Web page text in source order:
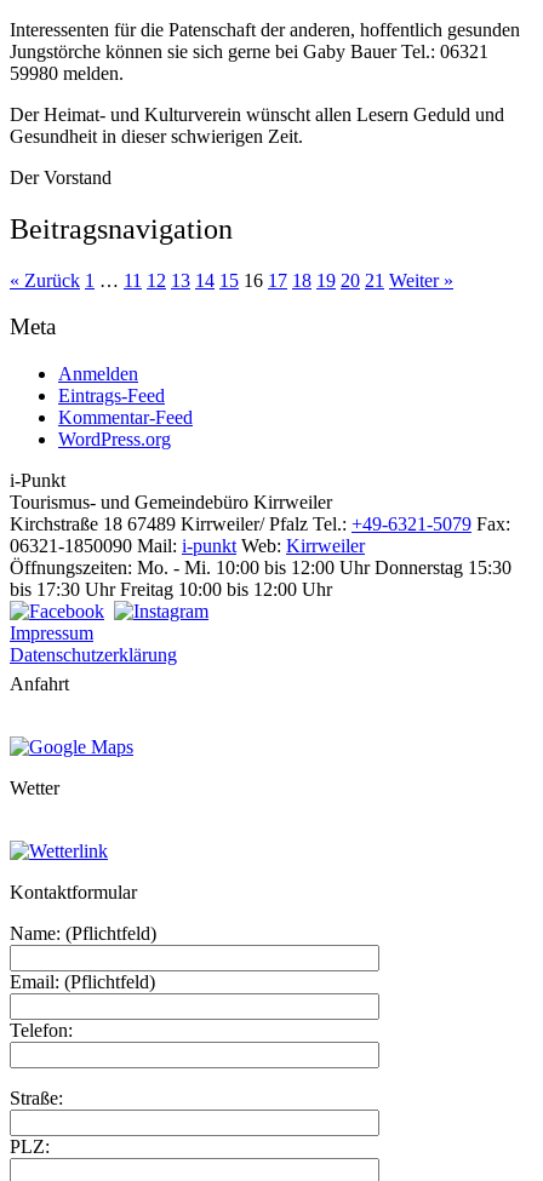
Interessenten für die Patenschaft der anderen, hoffentlich gesunden
Jungstörche können sie sich gerne bei Gaby Bauer Tel.: 06321
59980 melden.
Der Heimat- und Kulturverein wünscht allen Lesern Geduld und
Gesundheit in dieser schwierigen Zeit.
Der Vorstand
Beitragsnavigation
« Zurück 1 … 11 12 13 14 15 16 17 18 19 20 21 Weiter »
Meta
Anmelden
Eintrags-Feed
Kommentar-Feed
WordPress.org
i-Punkt
Tourismus- und Gemeindebüro Kirrweiler
Kirchstraße 18 67489 Kirrweiler/ Pfalz Tel.: +49-6321-5079 Fax:
06321-1850090 Mail: i-punkt Web: Kirrweiler
Öffnungszeiten: Mo. - Mi. 10:00 bis 12:00 Uhr Donnerstag 15:30
bis 17:30 Uhr Freitag 10:00 bis 12:00 Uhr
Impressum
Datenschutzerklärung
Anfahrt
Wetter
Kontaktformular
Name: (Pflichtfeld)
Email: (Pflichtfeld)
Telefon:
Straße:
PLZ: